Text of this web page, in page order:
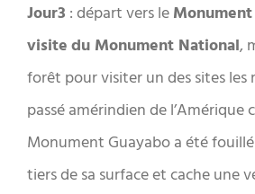
Jour3 : départ vers le
visite du Monument National,
forêt pour visiter un des sites les
passé amérindien de l’Amérique
Monument Guayabo a été
tiers de sa surface et cache une